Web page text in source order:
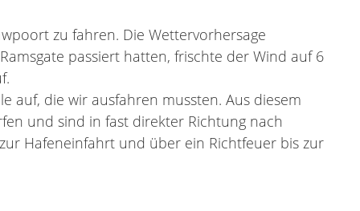
zu fahren. Die Wettervorhersage
passiert hatten, frischte der Wind auf 6
auf, die wir ausfahren mussten. Aus diesem
und sind in fast direkter Richtung nach
Hafeneinfahrt und über ein Richtfeuer bis zur